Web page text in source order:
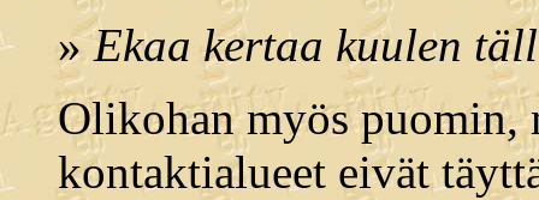
»Ekaa kertaa kuulen
Olikohan myös puomin,
kontaktialueet eivät